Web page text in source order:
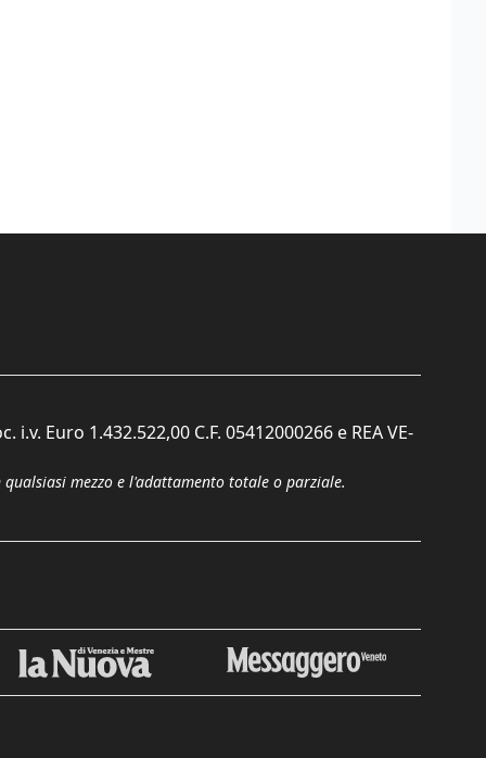
Euro 1.432.522,00 C.F. 05412000266 e REA VE-
mezzo e l'adattamento totale o parziale.